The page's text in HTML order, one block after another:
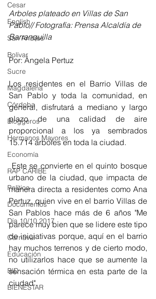
Cesar
English
San Andres
Bolívar
Sucre
Magdalena
Córdoba
Bloggeros
Hermanos Mayores
Economía
RAP CARIBE
Política
Documentos
Día 10/10 2017
Carnaval
Educación
BID
BIENESTAR
Arboles plateado en Villas de San
Pablo// Fotografía: Prensa Alcaldía de
Barranquilla
Por: Ángela Pertuz
Los residentes en el Barrio Villas de
San Pablo y toda la comunidad, en
general, disfrutará a mediano y largo
plazo de una calidad de aire
proporcional a los ya sembrados
15.714 árboles en toda la ciudad.
urbano de la ciudad, que impacta de
manera directa a residentes como Ana
Pertuz, quien vive en el barrio Villas de
San Pablos hace más de 6 años "Me
parece muy bien que se lidere este tipo
de iniciativas porque, aquí en el barrio
hay muchos terrenos y de cierto modo,
no utilizarlos hace que se aumente la
sensación térmica en esta parte de la
ciudad".